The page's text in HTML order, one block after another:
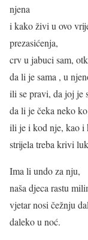
njena
i kako živi u ovo
prezasićenja,
crv u jabuci sam,
da li je sama , u
ili se pravi, da joj je
da li je čeka neko
ili je i kod nje, kao i
strijela treba krivi
Ima li undo za nju,
naša djeca rastu
vjetar nosi čežnju
daleko u noć.